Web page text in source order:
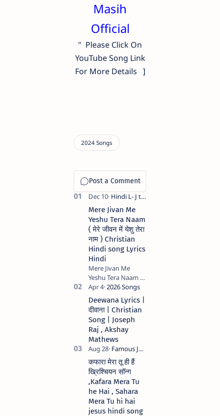
Masih
Official
" Please Click On
YouTube Song Link
For More Details ]
Mere Jivan Me
Yeshu Tera Naam
( मेरे जीवन में येशु तेरा
नाम ) Christian
Hindi song Lyrics
Hindi
Mere Jivan Me
Yeshu Tera Naam (
मेरे जीवन में येशु तेरा नाम )
Christian Hindi
song Lyrics Hindi
Anil Kant …
Deewana Lyrics |
दीवाना | Christian
Song | Joseph
Raj , Akshay
Mathews
कफारा मेरा तू ही हैं
ख्रिश्चियन सॉन्ग
,Kafara Mera Tu
he Hai , Sahara
Mera Tu hi hai
jesus hindi song